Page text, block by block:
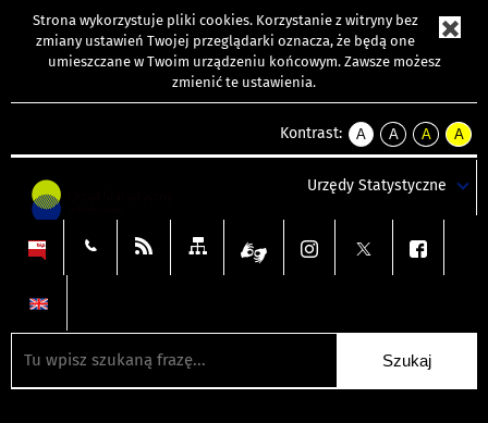
Strona wykorzystuje pliki cookies. Korzystanie z witryny bez
zmiany ustawień Twojej przeglądarki oznacza, że będą one
umieszczane w Twoim urządzeniu końcowym. Zawsze możesz
zmienić te ustawienia.
Kontrast:
A
kontrast
A
kontrast
tekst
czarnym
A
kontrast
tekst
czarnym
A
tekst
żółtym
Urzędy Statystyczne